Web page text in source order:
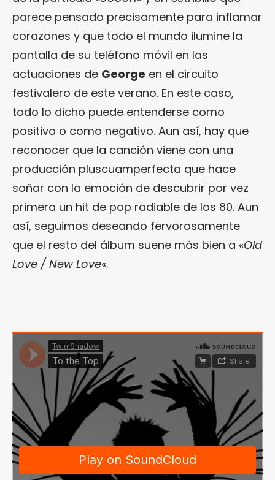
parece pensado precisamente para inflamar
corazones y que todo el mundo ilumine la
pantalla de su teléfono móvil en las
actuaciones de George en el circuito
festivalero de este verano. En este caso,
todo lo dicho puede entenderse como
positivo o como negativo. Aun así, hay que
reconocer que la canción viene con una
producción pluscuamperfecta que hace
soñar con la emoción de descubrir por vez
primera un hit de pop radiable de los 80. Aun
así, seguimos deseando fervorosamente
que el resto del álbum suene más bien a «Old
Love / New Love«.